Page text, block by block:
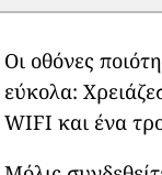
Οι οθόνες
εύκολα:
WIFI και ένα